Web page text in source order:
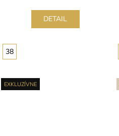
DETAIL
38
EXKLUZÍVNE